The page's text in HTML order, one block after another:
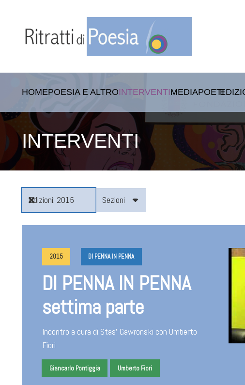
HOMEPOESIA E ALTROINTERVENTIMEDIAPOETI
INTERVENTI
Edizioni 2015 Sezioni
2015 DI PENNA IN PENNA
DI PENNA IN PENNA
settima parte
Incontro a cura di Stas' Gawronski con Umberto
Fiori
Giancarlo Pontiggia Umberto Fiori